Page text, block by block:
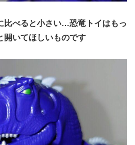
比べると小さい…恐竜トイはもっ
開いてほしいものです